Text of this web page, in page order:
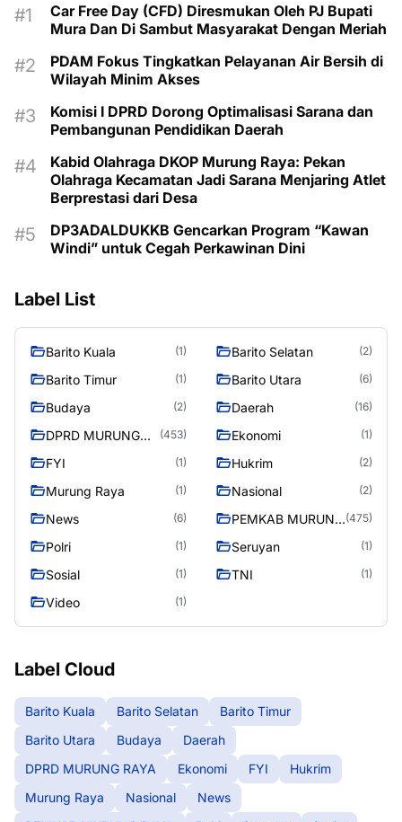
Car Free Day (CFD) Diresmukan Oleh PJ Bupati
Mura Dan Di Sambut Masyarakat Dengan Meriah
PDAM Fokus Tingkatkan Pelayanan Air Bersih di
Wilayah Minim Akses
Komisi I DPRD Dorong Optimalisasi Sarana dan
Pembangunan Pendidikan Daerah
Kabid Olahraga DKOP Murung Raya: Pekan
Olahraga Kecamatan Jadi Sarana Menjaring Atlet
Berprestasi dari Desa
DP3ADALDUKKB Gencarkan Program “Kawan
Windi” untuk Cegah Perkawinan Dini
Label List
Barito Kuala (1) Barito Selatan (2)
Barito Timur (1) Barito Utara (6)
Budaya (2) Daerah (16)
DPRD MURUNG
(453) Ekonomi (1)
FYI (1) Hukrim (2)
Murung Raya (1) Nasional (2)
News (6)
PEMKAB MURUNG (475)
Polri (1) Seruyan (1)
Sosial (1) TNI (1)
Video (1)
Label Cloud
Barito Kuala Barito Selatan
Barito Timur
Barito Utara
Budaya
Daerah
DPRD MURUNG RAYA
Ekonomi FYI
Hukrim
Murung Raya
Nasional
News